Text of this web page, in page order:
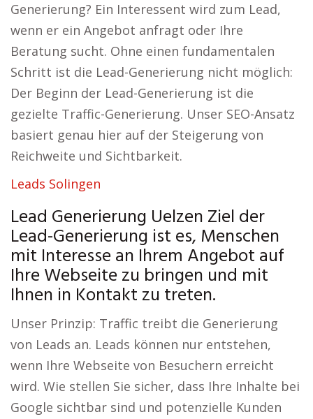
Generierung? Ein Interessent wird zum Lead,
wenn er ein Angebot anfragt oder Ihre
Beratung sucht. Ohne einen fundamentalen
Schritt ist die Lead-Generierung nicht möglich:
Der Beginn der Lead-Generierung ist die
gezielte Traffic-Generierung. Unser SEO-Ansatz
basiert genau hier auf der Steigerung von
Reichweite und Sichtbarkeit.
Leads Solingen
Lead Generierung Uelzen Ziel der
Lead-Generierung ist es, Menschen
mit Interesse an Ihrem Angebot auf
Ihre Webseite zu bringen und mit
Ihnen in Kontakt zu treten.
Unser Prinzip: Traffic treibt die Generierung
von Leads an. Leads können nur entstehen,
wenn Ihre Webseite von Besuchern erreicht
wird. Wie stellen Sie sicher, dass Ihre Inhalte bei
Google sichtbar sind und potenzielle Kunden